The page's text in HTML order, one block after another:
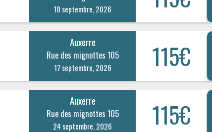
10 septembre, 2026
Auxerre
Rue des mignottes 105
17 septembre, 2026 115€
Auxerre
Rue des mignottes 105
24 septembre, 2026 115€